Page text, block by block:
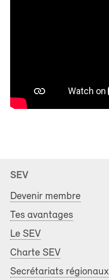
SEV
Devenir membre
Tes avantages
Le SEV
Charte SEV
Secrétariats régionaux